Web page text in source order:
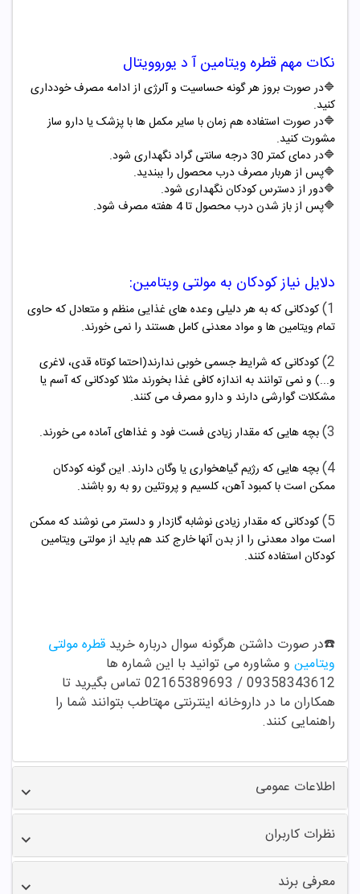
نکات مهم قطره ویتامین آ د یوروویتال
🔷در صورت بروز هر گونه حساسیت و آلرژی از ادامه مصرف خودداری
کنید.
🔷در صورت استفاده هم زمان با سایر مکمل ها با پزشک یا دارو ساز
مشورت کنید.
🔷در دمای کمتر 30 درجه سانتی گراد نگهداری شود.
🔷پس از هربار مصرف درب محصول را ببندید.
🔷دور از دسترس کودکان نگهداری شود.
🔷پس از باز شدن درب محصول تا 4 هفته مصرف شود.
دلایل نیاز کودکان به مولتی ویتامین:
1) کودکانی که به هر دلیلی وعده های غذایی منظم و متعادل که حاوی
تمام ویتامین ها و مواد معدنی کامل هستند را نمی خورند.
2) کودکانی که شرایط جسمی خوبی ندارند(احتما کوتاه قدی، لاغری
و...) و نمی توانند به اندازه کافی غذا بخورند مثلا کودکانی که آسم یا
مشکلات گوارشی دارند و دارو مصرف می کنند.
3) بچه هایی که مقدار زیادی فست فود و غذاهای آماده می خورند.
4) بچه هایی که رژیم گیاهخواری یا وگان دارند. این گونه کودکان
ممکن است با کمبود آهن، کلسیم و پروتئین رو به رو باشند.
5) کودکانی که مقدار زیادی نوشابه گازدار و دلستر می نوشند که ممکن
است مواد معدنی را از بدن آنها خارج کند هم باید از مولتی ویتامین
کودکان استفاده کنند.
☎️در صورت داشتن هرگونه سوال درباره خرید قطره مولتی
ویتامین و مشاوره می توانید با این شماره ها
09358343612 / 02165389693 تماس بگیرید تا
همکاران ما در داروخانه اینترنتی مهتاطب بتوانند شما را
راهنمایی کنند.
اطلاعات عمومی
نظرات کاربران
معرفی برند